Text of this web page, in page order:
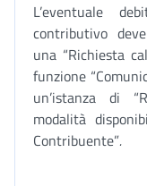
L’eventuale
contributivo
una “Richiesta
funzione
un’istanza di
modalità
Contribuente”.